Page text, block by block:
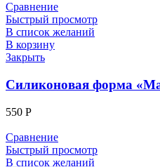
Сравнение
Быстрый просмотр
В список желаний
В корзину
Закрыть
Силиконовая форма
550 Р
Сравнение
Быстрый просмотр
В список желаний